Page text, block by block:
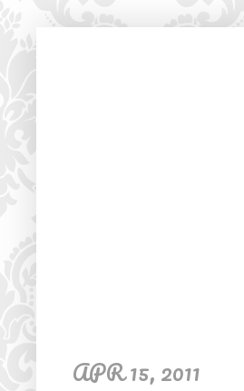
APR 15, 2011